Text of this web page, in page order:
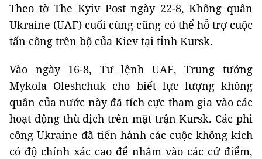
Theo tờ The Kyiv Post ngày 22-8, Không quân
Ukraine (UAF) cuối cùng cũng có thể hỗ trợ cuộc
tấn công trên bộ của Kiev tại tỉnh Kursk.
Vào ngày 16-8, Tư lệnh UAF, Trung tướng
Mykola Oleshchuk cho biết lực lượng không
quân của nước này đã tích cực tham gia vào các
hoạt động thù địch trên mặt trận Kursk. Các phi
công Ukraine đã tiến hành các cuộc không kích
có độ chính xác cao để nhắm vào các cứ điểm,